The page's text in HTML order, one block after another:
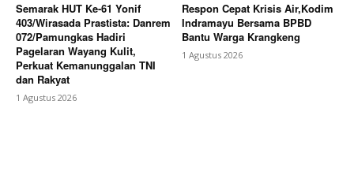
Semarak HUT Ke-61 Yonif
403/Wirasada Prastista: Danrem
072/Pamungkas Hadiri
Pagelaran Wayang Kulit,
Perkuat Kemanunggalan TNI
dan Rakyat
1 Agustus 2026
Respon Cepat Krisis Air,Kodim
Indramayu Bersama BPBD
Bantu Warga Krangkeng
1 Agustus 2026